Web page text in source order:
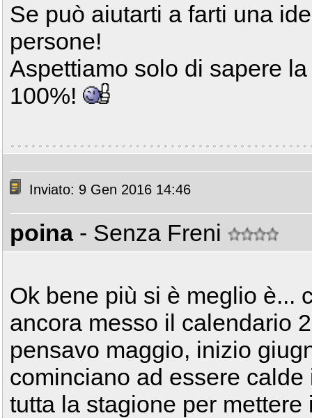
Se può aiutarti a farti una
persone!
Aspettiamo solo di sapere
100%!
Inviato: 9 Gen 2016 14:46
poina - Senza Freni
Ok bene più si è meglio è...
ancora messo il calendario
pensavo maggio, inizio
cominciano ad essere
tutta la stagione per